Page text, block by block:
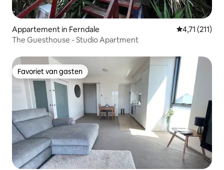
Appartement in Ferndale Gemiddelde
4,71 (211)
The Guesthouse - Studio Apartment
Favoriet van gasten
Favoriet van gasten